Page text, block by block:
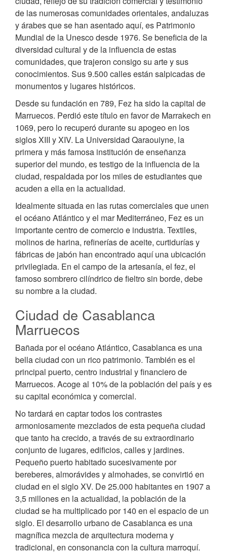
de las numerosas comunidades orientales, andaluzas
y árabes que se han asentado aquí, es Patrimonio
Mundial de la Unesco desde 1976. Se beneficia de la
diversidad cultural y de la influencia de estas
comunidades, que trajeron consigo su arte y sus
conocimientos. Sus 9.500 calles están salpicadas de
monumentos y lugares históricos.
Desde su fundación en 789, Fez ha sido la capital de
Marruecos. Perdió este título en favor de Marrakech en
1069, pero lo recuperó durante su apogeo en los
siglos XIII y XIV. La Universidad Qaraouiyne, la
primera y más famosa institución de enseñanza
superior del mundo, es testigo de la influencia de la
ciudad, respaldada por los miles de estudiantes que
acuden a ella en la actualidad.
Idealmente situada en las rutas comerciales que unen
el océano Atlántico y el mar Mediterráneo, Fez es un
importante centro de comercio e industria. Textiles,
molinos de harina, refinerías de aceite, curtidurías y
fábricas de jabón han encontrado aquí una ubicación
privilegiada. En el campo de la artesanía, el fez, el
famoso sombrero cilíndrico de fieltro sin borde, debe
su nombre a la ciudad.
Ciudad de Casablanca
Marruecos
Bañada por el océano Atlántico, Casablanca es una
bella ciudad con un rico patrimonio. También es el
principal puerto, centro industrial y financiero de
Marruecos. Acoge al 10% de la población del país y es
su capital económica y comercial.
No tardará en captar todos los contrastes
armoniosamente mezclados de esta pequeña ciudad
que tanto ha crecido, a través de su extraordinario
conjunto de lugares, edificios, calles y jardines.
Pequeño puerto habitado sucesivamente por
bereberes, almorávides y almohades, se convirtió en
ciudad en el siglo XV. De 25.000 habitantes en 1907 a
3,5 millones en la actualidad, la población de la
ciudad se ha multiplicado por 140 en el espacio de un
siglo. El desarrollo urbano de Casablanca es una
magnífica mezcla de arquitectura moderna y
tradicional, en consonancia con la cultura marroquí.